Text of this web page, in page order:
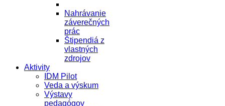
Nahrávanie
záverečných
prác
Štipendiá z
vlastných
zdrojov
Aktivity
IDM Pilot
Veda a výskum
Výstavy
pedagógov